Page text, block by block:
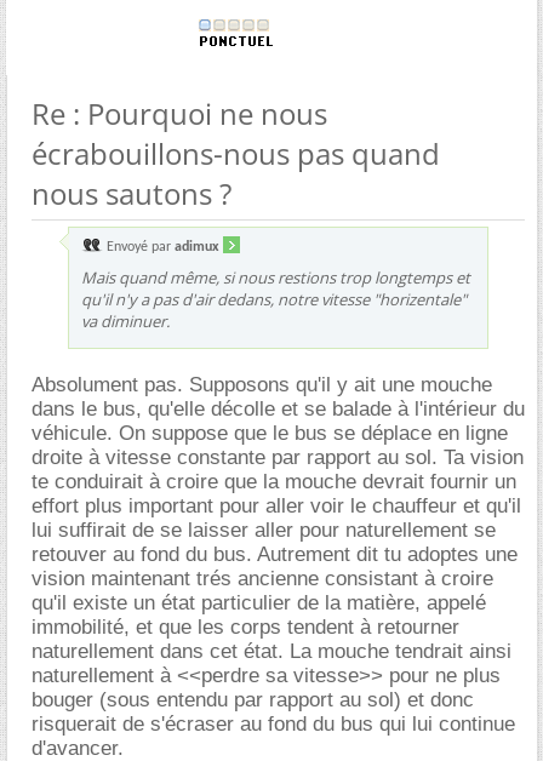
Re : Pourquoi ne nous
écrabouillons-nous pas quand
nous sautons ?
Envoyé par adimux
Mais quand même, si nous restions trop longtemps et
qu'il n'y a pas d'air dedans, notre vitesse "horizentale"
va diminuer.
Absolument pas. Supposons qu'il y ait une mouche
dans le bus, qu'elle décolle et se balade à l'intérieur du
véhicule. On suppose que le bus se déplace en ligne
droite à vitesse constante par rapport au sol. Ta vision
te conduirait à croire que la mouche devrait fournir un
effort plus important pour aller voir le chauffeur et qu'il
lui suffirait de se laisser aller pour naturellement se
retouver au fond du bus. Autrement dit tu adoptes une
vision maintenant trés ancienne consistant à croire
qu'il existe un état particulier de la matière, appelé
immobilité, et que les corps tendent à retourner
naturellement dans cet état. La mouche tendrait ainsi
naturellement à <<perdre sa vitesse>> pour ne plus
bouger (sous entendu par rapport au sol) et donc
risquerait de s'écraser au fond du bus qui lui continue
d'avancer.